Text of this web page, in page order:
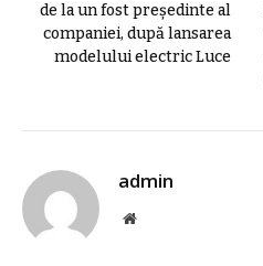
de la un fost președinte al
companiei, după lansarea
modelului electric Luce
admin
Site